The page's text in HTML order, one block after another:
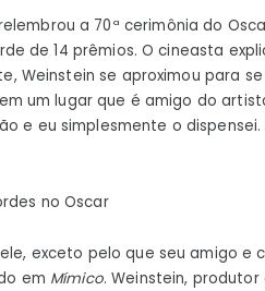
em
Harvey
Weinstein
a 70ª cerimônia do
de 14 prêmios. O cineasta
Weinstein se aproximou para
um lugar que é amigo do
e eu simplesmente o
no Oscar
exceto pelo que seu amigo e
em Mímico. Weinstein,